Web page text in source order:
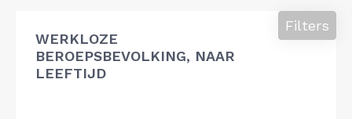
WERKLOZE
BEROEPSBEVOLKING, NAAR
LEEFTIJD
Filters